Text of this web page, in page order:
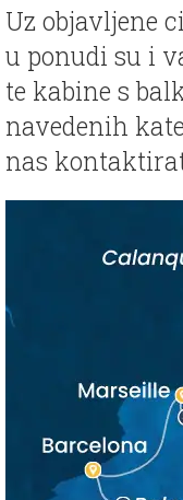
Uz objavljene
u ponudi su i
te kabine s
navedenih
nas